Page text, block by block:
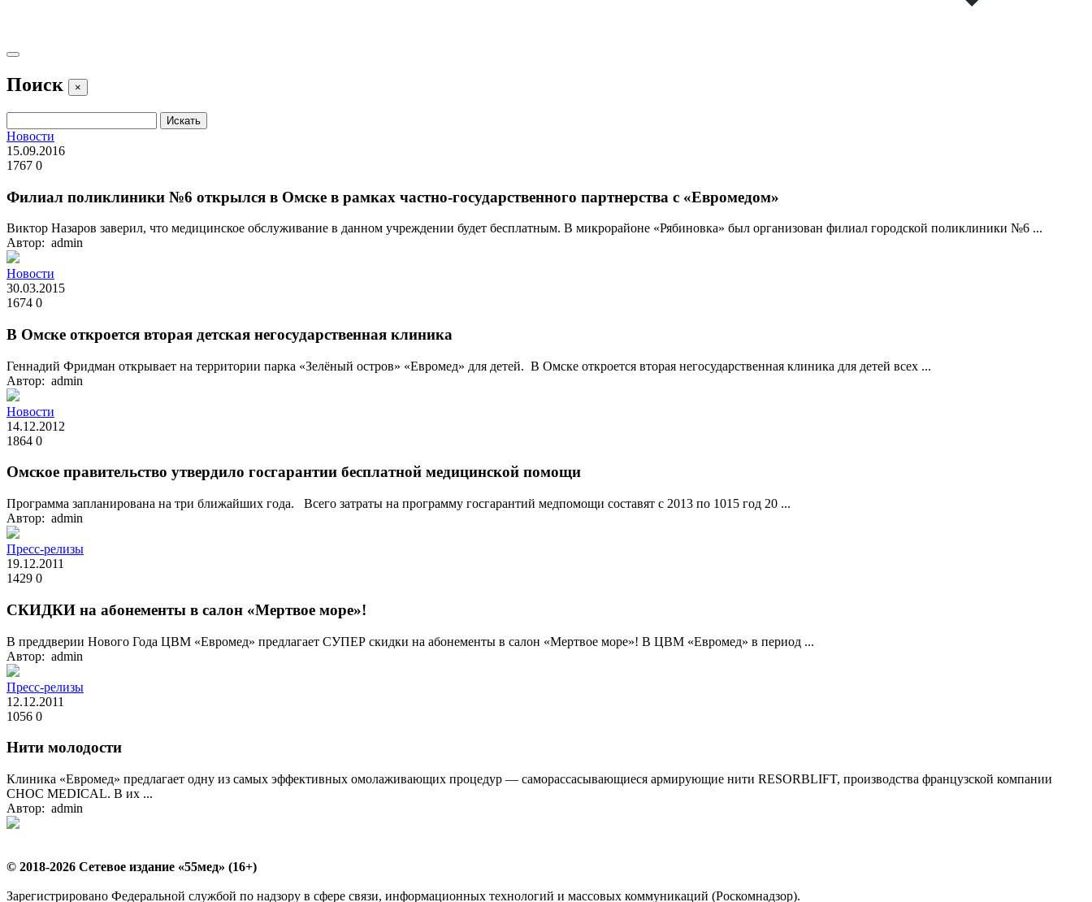
Поиск ×
Новости
15.09.2016
1767 0
Филиал поликлиники №6 открылся в Омске в рамках частно-государственного партнерства с «Евромедом»
Виктор Назаров заверил, что медицинское обслуживание в данном учреждении будет бесплатным. В микрорайоне «Рябиновка» был организован филиал городской поликлиники №6 ...
Автор: admin
Новости
30.03.2015
1674 0
В Омске откроется вторая детская негосударственная клиника
Геннадий Фридман открывает на территории парка «Зелёный остров» «Евромед» для детей. В Омске откроется вторая негосударственная клиника для детей всех ...
Автор: admin
Новости
14.12.2012
1864 0
Омское правительство утвердило госгарантии бесплатной медицинской помощи
Программа запланирована на три ближайших года. Всего затраты на программу госгарантий медпомощи составят с 2013 по 1015 год 20 ...
Автор: admin
Пресс-релизы
19.12.2011
1429 0
СКИДКИ на абонементы в салон «Мертвое море»!
В преддверии Нового Года ЦВМ «Евромед» предлагает СУПЕР скидки на абонементы в салон «Мертвое море»! В ЦВМ «Евромед» в период ...
Автор: admin
Пресс-релизы
12.12.2011
1056 0
Нити молодости
Клиника «Евромед» предлагает одну из самых эффективных омолаживающих процедур — саморассасывающиеся армирующие нити RESORBLIFT, производства французской компании
СНОС MEDICAL. В их ...
Автор: admin
© 2018-2026 Сетевое издание «55мед» (16+)
Зарегистрировано Федеральной службой по надзору в сфере связи, информационных технологий и массовых коммуникаций (Роскомнадзор).